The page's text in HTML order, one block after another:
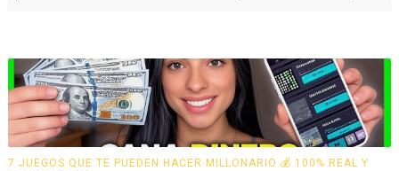
7 JUEGOS QUE TE PUEDEN HACER MILLONARIO 💰 100% REAL Y